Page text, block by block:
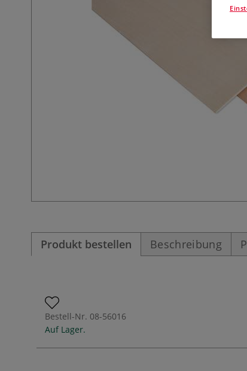
Produkt bestellen Beschreibung
Bestell-Nr. 08-56016
Auf Lager.